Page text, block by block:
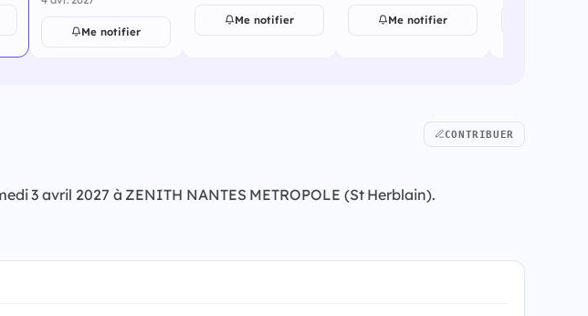
Me notifier
Me notifier Me notifier
CONTRIBUER
3 avril 2027 à ZENITH NANTES METROPOLE (St Herblain).